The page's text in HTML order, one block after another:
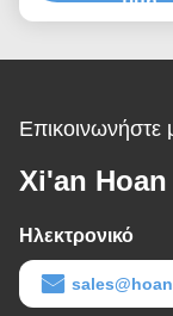
δονήσεις
Επικοινωνήστε
Xi'an
Ηλεκτρονικό